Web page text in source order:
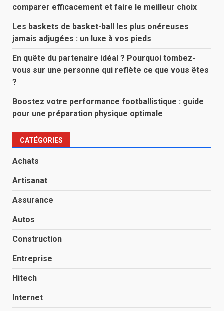
comparer efficacement et faire le meilleur choix
Les baskets de basket-ball les plus onéreuses
jamais adjugées : un luxe à vos pieds
En quête du partenaire idéal ? Pourquoi tombez-
vous sur une personne qui reflète ce que vous êtes
?
Boostez votre performance footballistique : guide
pour une préparation physique optimale
CATÉGORIES
Achats
Artisanat
Assurance
Autos
Construction
Entreprise
Hitech
Internet